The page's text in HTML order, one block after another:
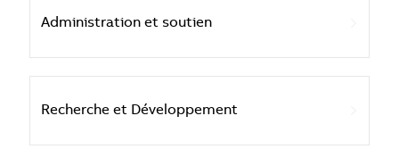
Administration et soutien
Recherche et Développement